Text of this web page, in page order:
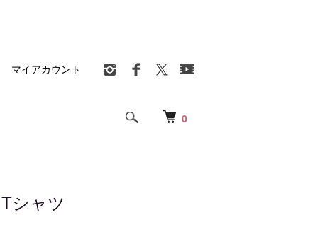
0
マイアカウント
シャツ